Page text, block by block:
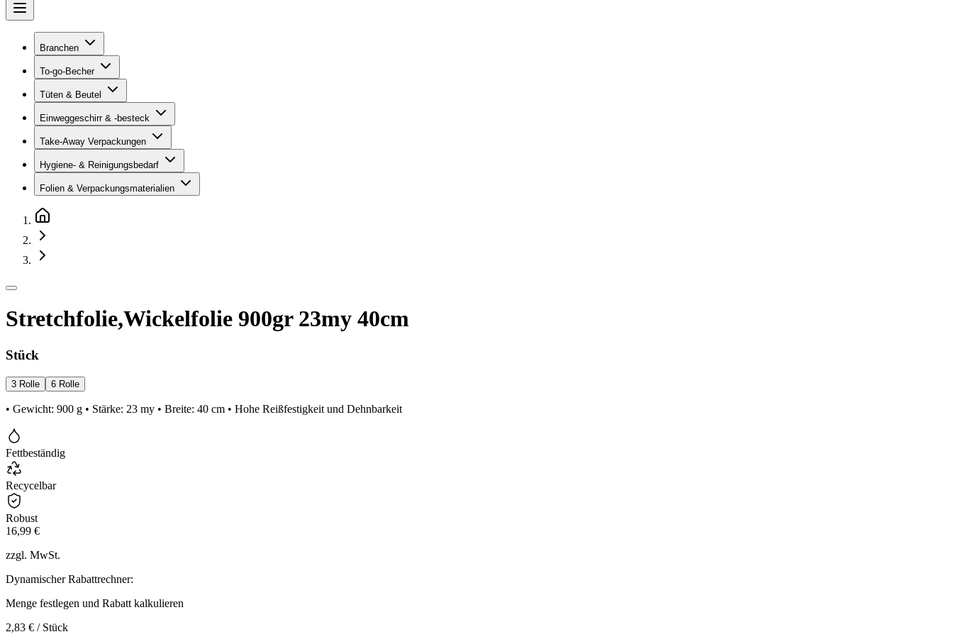
Branchen
To-go-Becher
Tüten & Beutel
Einweggeschirr & -besteck
Take-Away Verpackungen
Hygiene- & Reinigungsbedarf
Folien & Verpackungsmaterialien
Stretchfolie,Wickelfolie 900gr 23my 40cm
Stück
3 Rolle 6 Rolle
• Gewicht: 900 g • Stärke: 23 my • Breite: 40 cm • Hohe Reißfestigkeit und Dehnbarkeit
Fettbeständig
Recycelbar
Robust
16,99 €
zzgl. MwSt.
Dynamischer Rabattrechner:
Menge festlegen und Rabatt kalkulieren
2,83 € / Stück